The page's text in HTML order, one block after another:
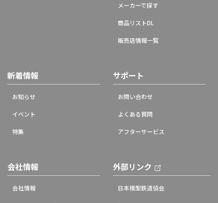
メーカーで探す
商品リストDL
販売店情報一覧
新着情報
お知らせ
イベント
特集
サポート
お問い合わせ
よくある質問
アフターサービス
会社情報
会社情報
外部リンク
日本模型鉄道協会